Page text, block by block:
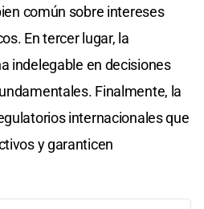
común sobre intereses
En tercer lugar, la
indelegable en decisiones
Finalmente, la
internacionales que
y garanticen